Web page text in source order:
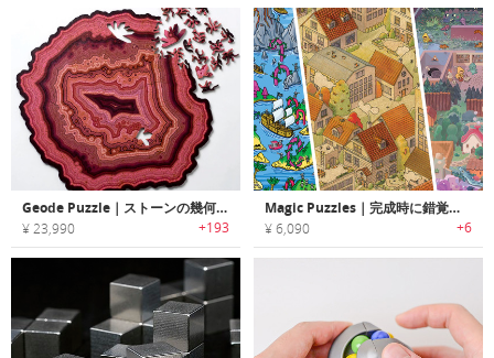
Geode Puzzle｜ストーンの幾何学パターンをパズルにした世界に１つだけのジグソーパズル
¥ 23,990 +193
Magic Puzzles｜完成時に錯覚を利用したサプライズな仕掛けがあるジグソーパズル「マジックパズル」
¥ 6,090 +6